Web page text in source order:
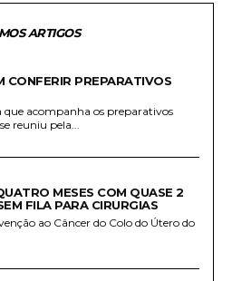
ARTIGOS
CONFERIR PREPARATIVOS
que acompanha os preparativos
reuniu pela...
MESES COM QUASE 2
FILA PARA CIRURGIAS
ao Câncer do Colo do Útero do